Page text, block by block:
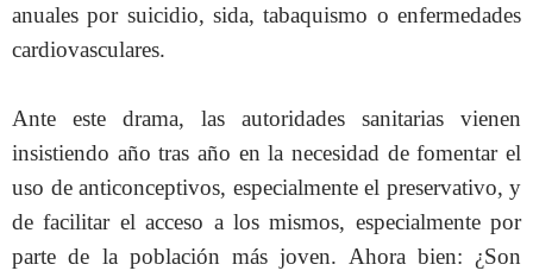
anuales por suicidio, sida, tabaquismo o enfermedades
cardiovasculares.
Ante este drama, las autoridades sanitarias vienen
insistiendo año tras año en la necesidad de fomentar el
uso de anticonceptivos, especialmente el preservativo, y
de facilitar el acceso a los mismos, especialmente por
parte de la población más joven. Ahora bien: ¿Son